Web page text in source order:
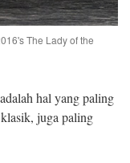
The Lady of the
hal yang paling
juga paling